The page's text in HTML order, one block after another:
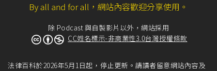
By all and for all，網站內容歡迎分享使用。
除 Podcast 與自製影片以外，網站採用
CC姓名標示-非商業性3.0台灣授權條款
法律百科於2026年5月1日起，停止更新。請讀者留意網站內容及